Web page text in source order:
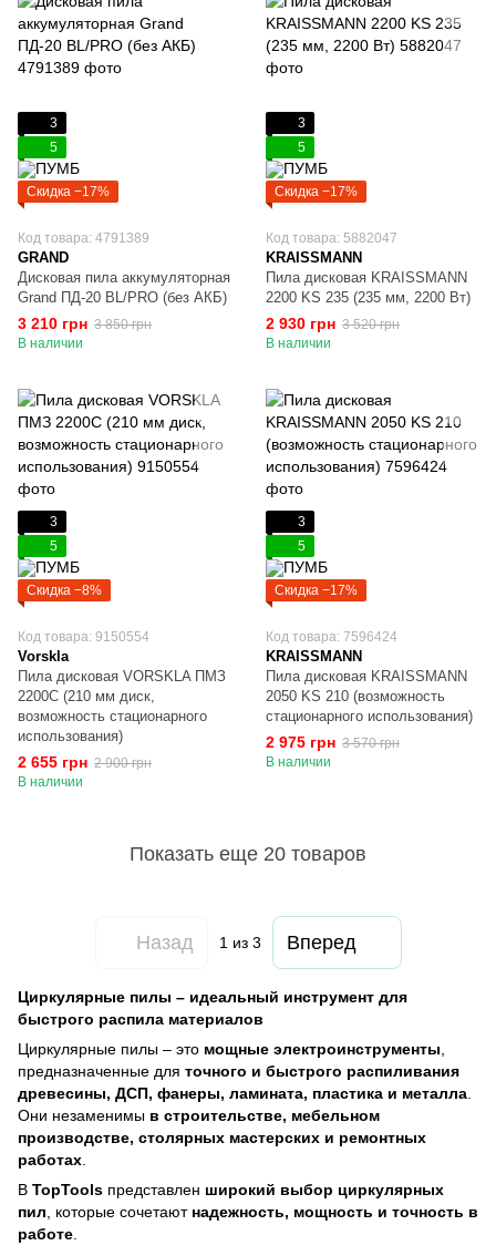
3
5
Скидка −17%
Код товара: 4791389
GRAND
Дисковая пила аккумуляторная
Grand ПД-20 BL/PRO (без АКБ)
3 210 грн 3 850 грн
В наличии
3
5
Скидка −17%
Код товара: 5882047
KRAISSMANN
Пила дисковая KRAISSMANN
2200 KS 235 (235 мм, 2200 Вт)
2 930 грн 3 520 грн
В наличии
3
5
Скидка −8%
Код товара: 9150554
Vorskla
Пила дисковая VORSKLA ПМЗ
2200С (210 мм диск,
возможность стационарного
использования)
2 655 грн 2 900 грн
В наличии
3
5
Скидка −17%
Код товара: 7596424
KRAISSMANN
Пила дисковая KRAISSMANN
2050 KS 210 (возможность
стационарного использования)
2 975 грн 3 570 грн
В наличии
Показать еще 20 товаров
Назад 1 из 3 Вперед
Циркулярные пилы – идеальный инструмент для
быстрого распила материалов
Циркулярные пилы – это мощные электроинструменты
предназначенные для точного и быстрого распиливания
древесины, ДСП, фанеры, ламината, пластика и металла
Они незаменимы в строительстве, мебельном
производстве, столярных мастерских и ремонтных
работах
В TopTools представлен широкий выбор циркулярных
пил , которые сочетают надежность, мощность и точность в
работе